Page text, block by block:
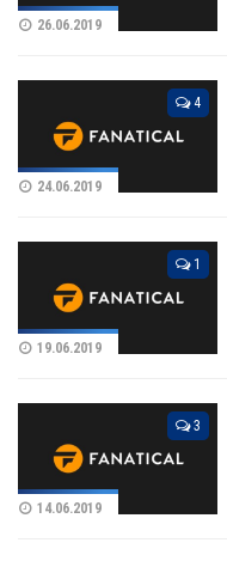
26.06.2019
4
24.06.2019
1
19.06.2019
3
14.06.2019